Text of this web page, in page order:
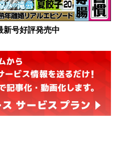
新号好評発売中